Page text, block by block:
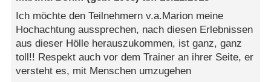
Ich möchte den Teilnehmern v.a.Marion meine
Hochachtung aussprechen, nach diesen Erlebnissen
aus dieser Hölle herauszukommen, ist ganz, ganz
toll!! Respekt auch vor dem Trainer an ihrer Seite, er
versteht es, mit Menschen umzugehen